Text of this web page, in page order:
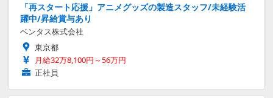
「再スタート応援」アニメグッズの製造スタッフ/未経験活
躍中/昇給賞与あり
ベンタス株式会社
東京都
月給32万8,100円～56万円
正社員